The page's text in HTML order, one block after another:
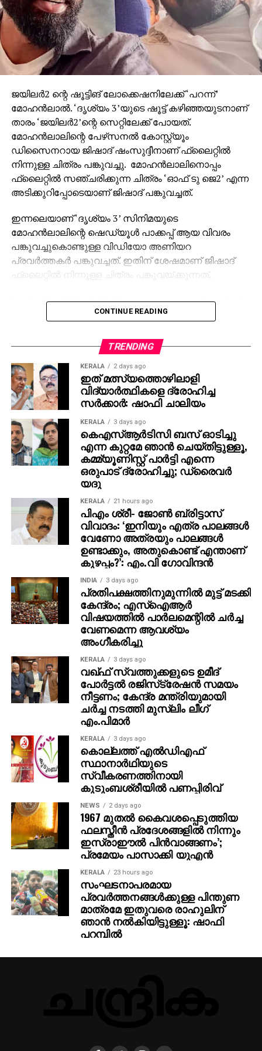
കൊളസ്ട്രോളും LDL ഉം കുറയ്ക്കുകയും ഹൃദയാഘാത
സാധ്യത കുറയ്ക്കുകയും ചെയ്യുന്നു.
ബെറികള്‍ (സ്ട്രോബെറി, ബ്ലൂബെറി, റാസ്ബെറി)
ആന്തോസയാനിനുകള്‍, പോളിഫിനോളുകള്‍ തുടങ്ങിയ
ശക്തമായ ആന്റിഓക്സിഡന്റുകള്‍ ഇവയില്‍
അടങ്ങിയിരിക്കുന്നു. ഇവ രക്തക്കുഴലുകളുടെ
പ്രവര്‍ത്തനം മെച്ചപ്പെടുത്തുകയും രക്തസമ്മര്‍ദം
കുറയ്ക്കുകയും ഹൃദയാഘാത സാധ്യത
കുറയ്ക്കുകയും ചെയ്യും.
ഇലക്കറികള്‍ മുരിങ്ങയില, ചീരയില തുടങ്ങിയ
ഇലക്കറികള്‍ ഹൃദയാരോഗ്യത്തിന് ഏറെ
ഗുണകരമാണ്. വിറ്റാമിന്‍ കെ, ഫോളേറ്റ്, പൊട്ടാസ്യം,
ആന്റിഓക്സിഡന്റുകള്‍ എന്നിവ ധാരാളമായി അടങ്ങിയ
ഇവ രക്തം കട്ടപിടിക്കുന്നത് തടയുകയും
രക്തക്കുഴലുകളുടെ പ്രവര്‍ത്തനം മെച്ചപ്പെടുത്തുകയും
രക്തസമ്മര്‍ദം നിയന്ത്രിക്കാനും സഹായിക്കുന്നു.
ആഹാരക്രമത്തില്‍ വലിയ മാറ്റങ്ങള്‍
ഉപദേശം തേടണമെന്ന് വിദഗ്ധര്‍ മുന്നറിയിപ്പ്
നല്‍കുന്നു.
ജയിലര്‍2 ന്റെ ഷൂട്ടിങ് ലോക്കെഷനിലേക്ക് ‘പറന്ന്’
മോഹന്‍ലാല്‍. ‘ദൃശ്യം 3’യുടെ ഷൂട്ട് കഴിഞ്ഞയുടനാണ്
താരം ‘ജയിലര്‍2’ന്റെ സെറ്റിലേക്ക് പോയത്.
മോഹന്‍ലാലിന്റെ പേഴ്‌സനല്‍ കോസ്റ്റ്യൂം
ഡിസൈനറായ ജിഷാദ് ഷംസുദ്ദീനാണ് ഫ്‌ലൈറ്റില്‍
നിന്നുള്ള ചിത്രം പങ്കുവച്ചു. മോഹന്‍ലാലിനൊപ്പം
ഫ്‌ലൈറ്റില്‍ സഞ്ചരിക്കുന്ന ചിത്രം ‘ഓഫ് ടു ജെ2’ എന്ന
അടിക്കുറിപ്പോടെയാണ് ജിഷാദ് പങ്കുവച്ചത്.
ഇന്നലെയാണ് ‘ദൃശ്യം 3’ സിനിമയുടെ
മോഹന്‍ലാലിന്റെ ഷെഡ്യൂള്‍ പാക്കപ്പ് ആയ വിവരം
പങ്കുവച്ചുകൊണ്ടുള്ള വിഡിയോ അണിയറ
പ്രവര്‍ത്തകര്‍ പങ്കുവച്ചത്. ഇതിന് ശേഷമാണ് ജിഷാദ്
ഫ്‌ലൈറ്റില്‍ നിന്നുള്ള ചിത്രം പങ്കുവയ്ക്കുന്നത്.
‘ജയിലര്‍’ സിനിമയില്‍ ശ്രദ്ധേയമായ മോഹന്‍ലാലിന്റെ
കോസ്റ്റ്യൂം ഡിസൈന്‍ ചെയ്തത് ജിഷാദ് ഷംസുദ്ദീന്‍
വൈറലായതോടെ ആരാധകരും ആവേശത്തിലാണ്.
‘ജയിലര്‍ 2’ സിനിമയിലും ലാലേട്ടന്റെ കോസ്റ്റ്യൂം
‘കത്തണം’ എന്നാണ് ആരാധകര്‍ ആവശ്യപ്പെടുന്നത്.
മാത്യുവിന്റെ രണ്ടാമത്തെ വരവിനായി കാത്തിരിക്കുന്നു
എന്നും ആരാധകര്‍ കുറക്കുന്നു.
CONTINUE READING
TRENDING
KERALA 2 days ago
ഇത് മത്സ്യത്തൊഴിലാളി
വിദ്യാര്‍ത്ഥികളെ ദ്രോഹിച്ച
സര്‍ക്കാര്‍: ഷാഫി ചാലിയം
KERALA 3 days ago
കെഎസ്ആര്‍ടിസി ബസ് ഓടിച്ചു
എന്ന കുറ്റമേ ഞാന്‍ ചെയ്തിട്ടുള്ളൂ,
കമ്മ്യൂണിസ്റ്റ് പാര്‍ട്ടി എന്നെ
ഒരുപാട് ദ്രോഹിച്ചു; ഡ്രൈവര്‍
യദു
KERALA 21 hours ago
പിഎം ശ്രീ- ജോണ്‍ ബ്രിട്ടാസ്
വിവാദം: ‘ഇനിയും എത്ര പാലങ്ങള്‍
വേണോ അത്രയും പാലങ്ങള്‍
ഉണ്ടാക്കും, അതുകൊണ്ട് എന്താണ്
കുഴപ്പം?’: എം.വി ഗോവിന്ദന്‍
INDIA 3 days ago
പ്രതിപക്ഷത്തിനുമുന്നില്‍ മുട്ട് മടക്കി
കേന്ദ്രം; എസ്ഐആർ
വിഷയത്തിൽ പാർലമെന്റിൽ ചർച്ച
വേണമെന്ന ആവശ്യം
അംഗീകരിച്ചു
KERALA 3 days ago
വഖ്ഫ് സ്വത്തുക്കളുടെ ഉമീദ്
പോര്‍ട്ടല്‍ രജിസ്‌ട്രേഷന്‍ സമയം
നീട്ടണം; കേന്ദ്ര മന്ത്രിയുമായി
ചര്‍ച്ച നടത്തി മുസ്‌ലിം ലീഗ്
എം.പിമാര്‍
KERALA 3 days ago
കൊല്ലത്ത് എല്‍ഡിഎഫ്
സ്ഥാനാര്‍ഥിയുടെ
സ്വീകരണത്തിനായി
കുടുംബശ്രീയില്‍ പണപ്പിരിവ്
NEWS 2 days ago
1967 മുതല്‍ കൈവശപ്പെടുത്തിയ
ഫലസ്തീന്‍ പ്രദേശങ്ങളില്‍ നിന്നും
ഇസ്രാഈല്‍ പിന്‍വാങ്ങണം’;
പ്രമേയം പാസാക്കി യുഎന്‍
KERALA 23 hours ago
സംഘടനാപരമായ
പ്രവര്‍ത്തനങ്ങള്‍ക്കുള്ള പിന്തുണ
മാത്രമേ ഇതുവരെ രാഹുലിന്
ഞാന്‍ നല്‍കിയിട്ടുള്ളൂ: ഷാഫി
പറമ്പില്‍